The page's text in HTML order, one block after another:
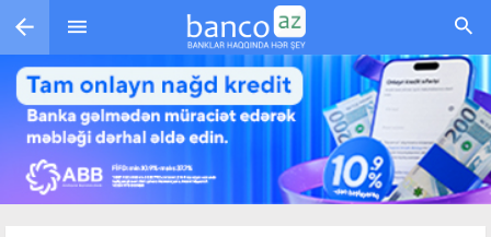
Skip to main content